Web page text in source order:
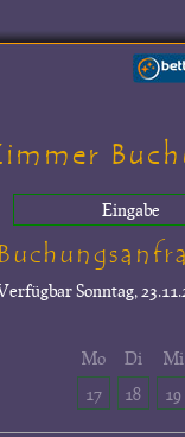
Eingabe
Sonntag,
Mo
17
Di
18
Mi
19